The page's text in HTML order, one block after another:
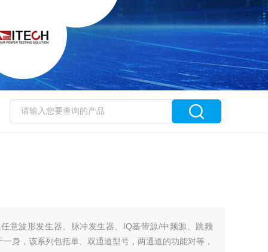
意波形发生器、脉冲发生器、IQ基带源/中频源、跳频
身，该系列包括单、双通道型号，两通道的功能对等，